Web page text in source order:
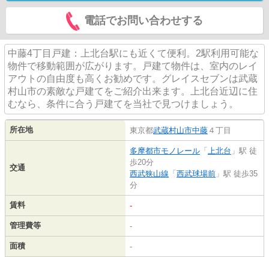
電話でお問い合わせする
中藤4丁目戸建：上北台駅にも近くて便利。2駅利用可能な
物件で移動範囲が広がります。戸建て物件は、室内のレイ
アウトの自由度も高くお勧めです。グレイスセブンは武蔵
村山市の素敵な戸建てをご紹介出来ます。上北台近辺に住
むなら、条件に合う戸建てを当社で見つけましょう。
所在地 東京都武蔵村山市中藤 ４丁目
交通
多摩都市モノレール 「 上北台 」駅 徒
歩20分
西武狭山線 「 西武球場前 」駅 徒歩35
分
賃料 -
管理費等 -
面積 -